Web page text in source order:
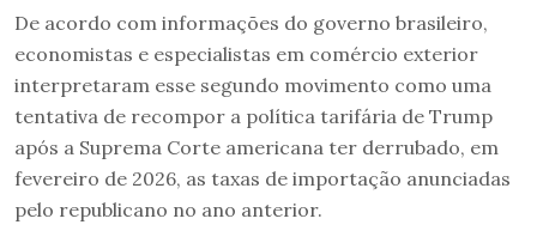
De acordo com informações do governo brasileiro,
economistas e especialistas em comércio exterior
interpretaram esse segundo movimento como uma
tentativa de recompor a política tarifária de Trump
após a Suprema Corte americana ter derrubado, em
fevereiro de 2026, as taxas de importação anunciadas
pelo republicano no ano anterior.